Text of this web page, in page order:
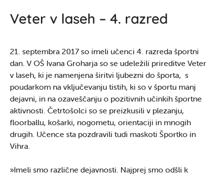
Veter v laseh – 4. razred
21. septembra 2017 so imeli učenci 4. razreda športni
dan. V OŠ Ivana Groharja so se udeležili prireditve Veter
v laseh, ki je namenjena širitvi ljubezni do športa, s
poudarkom na vključevanju tistih, ki so v športu manj
dejavni, in na ozaveščanju o pozitivnih učinkih športne
aktivnosti. Četrtošolci so se preizkusili v plezanju,
floorballu, košarki, nogometu, orientaciji in mnogih
drugih. Učence sta pozdravili tudi maskoti Športko in
Vihra.
»Imeli smo različne dejavnosti. Najprej smo odšli k